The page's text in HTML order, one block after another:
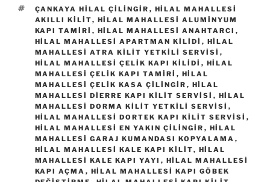
ETIKETLER
ÇANKAYA HILAL ÇILINGIR , HILAL MAHALLESI
AKILLI KILIT, HILAL MAHALLESI ALUMINYUM
KAPI TAMIRI , HILAL MAHALLESI ANAHTARCI ,
HILAL MAHALLESI APARTMAN KILIDI , HILAL
MAHALLESI ATRA KILIT YETKILI SERVISI ,
HILAL MAHALLESI ÇELIK KAPI KILIDI , HILAL
MAHALLESI ÇELIK KAPI TAMIRI , HILAL
MAHALLESI ÇELIK KASA ÇILINGIR , HILAL
MAHALLESI DIERRE KAPI KILIT SERVISI , HILAL
MAHALLESI DORMA KILIT YETKILI SERVISI ,
HILAL MAHALLESI DORTEK KAPI KILIT SERVISI ,
HILAL MAHALLESI EN YAKIN ÇILINGIR , HILAL
MAHALLESI GARAJ KUMANDASI KOPYALAMA ,
HILAL MAHALLESI KALE KAPI KILIT, HILAL
MAHALLESI KALE KAPI YAYI , HILAL MAHALLESI
KAPI AÇMA , HILAL MAHALLESI KAPI GÖBEK